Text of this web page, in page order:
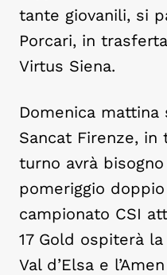
tante giovanili, si
Porcari, in
Virtus Siena.
Domenica
Sancat Firenze,
turno avrà
pomeriggio
campionato CSI
17 Gold ospiterà
Val d’Elsa e